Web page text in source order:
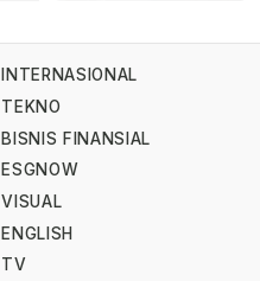
INTERNASIONAL
TEKNO
BISNIS FINANSIAL
ESGNOW
VISUAL
ENGLISH
TV